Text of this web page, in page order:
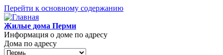
Перейти к основному содержанию
Жилые дома Перми
Информация о доме по адресу
Дома по адресу